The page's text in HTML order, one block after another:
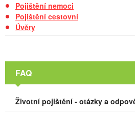
Pojištění nemoci
Pojištění cestovní
Úvěry
FAQ
Životní pojištění - otázky a